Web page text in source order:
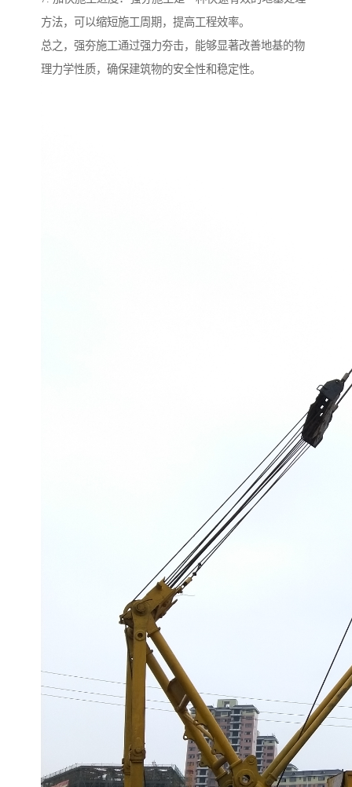
方法，可以缩短施工周期，提高工程效率。
总之，强夯施工通过强力夯击，能够显著改善地基的物
理力学性质，确保建筑物的安全性和稳定性。